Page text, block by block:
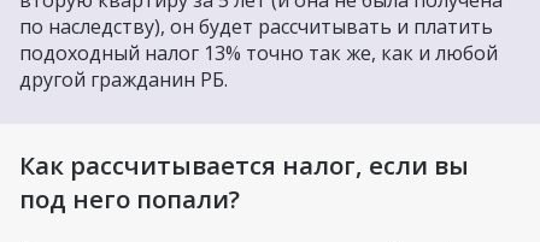
по наследству), он будет рассчитывать и платить
подоходный налог 13% точно так же, как и любой
другой гражданин РБ.
Как рассчитывается налог, если вы
под него попали?